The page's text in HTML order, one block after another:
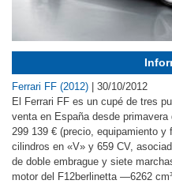
Ferrari FF (2012)
30/10/2012
El Ferrari FF es un cupé de tres
venta en España desde
299 139 € (precio, equipamiento
cilindros en «V» y 659 CV,
de doble embrague y siete
motor del F12berlinetta —6262